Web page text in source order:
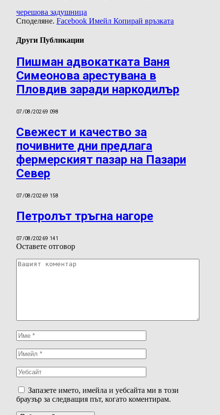
черешова задушница
Споделяне. Facebook Имейл Копирай връзката
Други Публикации
Пишман адвокатката Ваня
Симеонова арестувана в
Пловдив заради наркодилър
07/08/20269 098
Свежест и качество за
почивните дни предлага
фермерският пазар на Пазари
Север
07/08/20269 158
Петролът тръгна нагоре
07/08/20269 141
Оставете отговор
Запазете името, имейла и уебсайта ми в този
браузър за следващия път, когато коментирам.